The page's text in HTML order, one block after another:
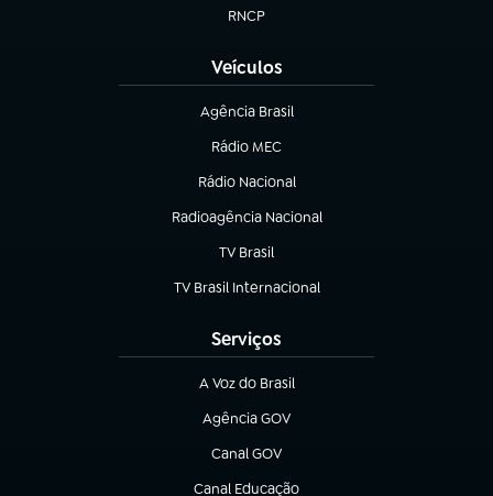
RNCP
(abre em nova aba)
Veículos
Agência Brasil
(abre em nova aba)
Rádio MEC
(abre em nova aba)
Rádio Nacional
Radioagência Nacional
(abre em nova aba)
TV Brasil
(abre em nova aba)
TV Brasil Internacional
(abre em nova aba)
Serviços
A Voz do Brasil
(abre em nova aba)
Agência GOV
(abre em nova aba)
Canal GOV
(abre em nova aba)
Canal Educação